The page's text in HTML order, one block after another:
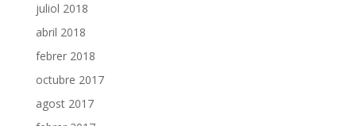
juliol 2018
abril 2018
febrer 2018
octubre 2017
agost 2017